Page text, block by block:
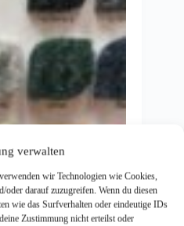
verwalten
wir Technologien wie Cookies,
oder darauf zuzugreifen. Wenn du diesen
wie das Surfverhalten oder eindeutige IDs
Zustimmung nicht erteilst oder